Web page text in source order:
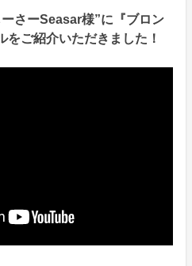
さーSeasar様”に『ブロン
をご紹介いただきました！